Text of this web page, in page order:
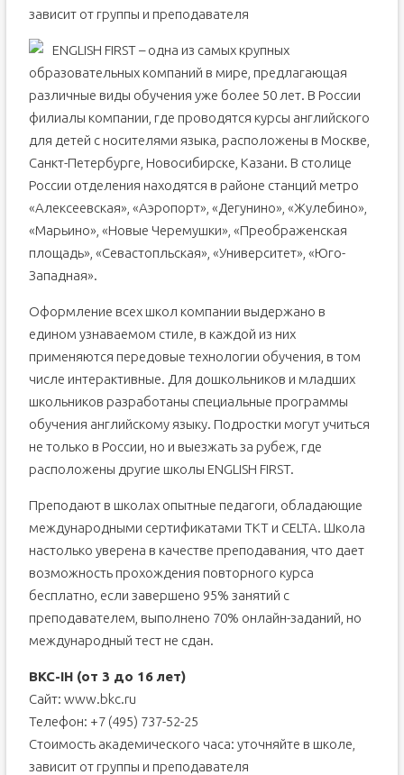
зависит от группы и преподавателя
ENGLISH FIRST – одна из самых крупных
образовательных компаний в мире, предлагающая
различные виды обучения уже более 50 лет. В России
филиалы компании, где проводятся курсы английского
для детей с носителями языка, расположены в Москве,
Санкт-Петербурге, Новосибирске, Казани. В столице
России отделения находятся в районе станций метро
«Алексеевская», «Аэропорт», «Дегунино», «Жулебино»,
«Марьино», «Новые Черемушки», «Преображенская
площадь», «Севастопльская», «Университет», «Юго-
Западная».
Оформление всех школ компании выдержано в
едином узнаваемом стиле, в каждой из них
применяются передовые технологии обучения, в том
числе интерактивные. Для дошкольников и младших
школьников разработаны специальные программы
обучения английскому языку. Подростки могут учиться
не только в России, но и выезжать за рубеж, где
расположены другие школы ENGLISH FIRST.
Преподают в школах опытные педагоги, обладающие
международными сертификатами TKT и CELTA. Школа
настолько уверена в качестве преподавания, что дает
возможность прохождения повторного курса
бесплатно, если завершено 95% занятий с
преподавателем, выполнено 70% онлайн-заданий, но
международный тест не сдан.
BKC-IH (от 3 до 16 лет)
Сайт: www.bkc.ru
Телефон: +7 (495) 737-52-25
Стоимость академического часа: уточняйте в школе,
зависит от группы и преподавателя